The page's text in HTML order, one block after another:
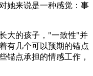
她来说是一种感觉：事
大的孩子，"一致性"并
有几个可以预期的锚点
锚点承担的情感工作，